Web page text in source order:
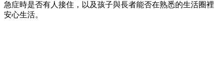
急症時是否有人接住，以及孩子與長者能否在熟悉的生活圈裡
安心生活。